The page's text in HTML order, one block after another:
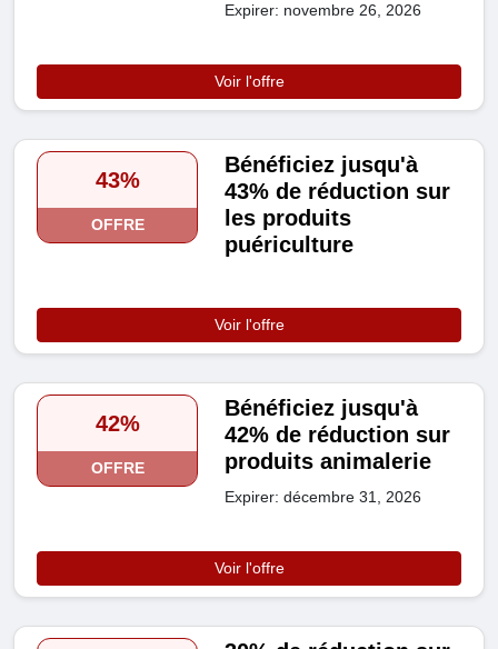
Expirer: novembre 26, 2026
Voir l'offre
43%
OFFRE
Bénéficiez jusqu'à
43% de réduction sur
les produits
puériculture
Voir l'offre
42%
OFFRE
Bénéficiez jusqu'à
42% de réduction sur
produits animalerie
Expirer: décembre 31, 2026
Voir l'offre